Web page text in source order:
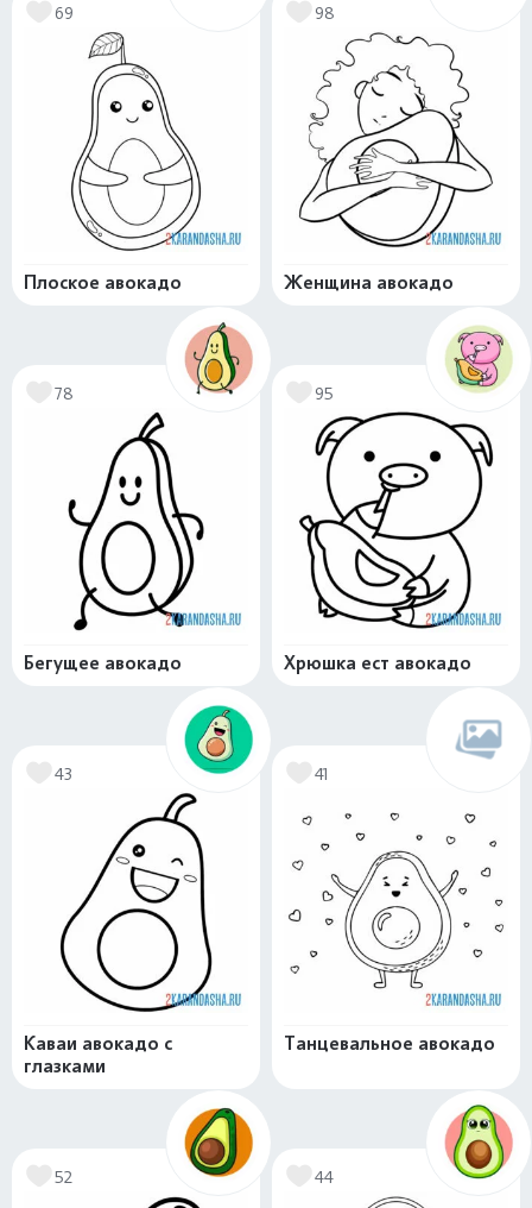
69
Плоское авокадо
98
Женщина авокадо
78
Бегущее авокадо
95
Хрюшка ест авокадо
43
Каваи авокадо с
глазками
41
Танцевальное авокадо
52 44